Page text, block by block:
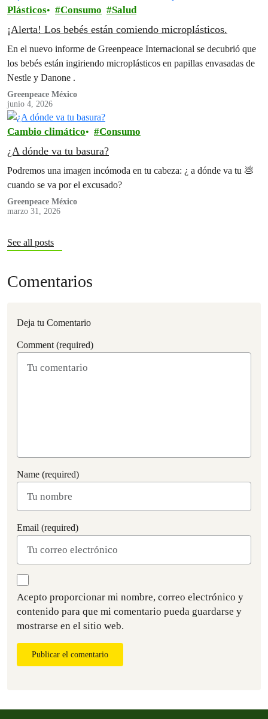
Plásticos Consumo Salud
¡Alerta! Los bebés están comiendo microplásticos.
En el nuevo informe de Greenpeace Internacional se decubrió que
los bebés están ingiriendo microplásticos en papillas envasadas de
Nestle y Danone .
Greenpeace México
junio 4, 2026
Cambio climático Consumo
¿A dónde va tu basura?
Podremos una imagen incómoda en tu cabeza: ¿ a dónde va tu 💩
cuando se va por el excusado?
Greenpeace México
marzo 31, 2026
See all posts
Comentarios
Deja tu Comentario
Comment (required)
Name (required)
Email (required)
Acepto proporcionar mi nombre, correo electrónico y
contenido para que mi comentario pueda guardarse y
mostrarse en el sitio web.
Publicar el comentario